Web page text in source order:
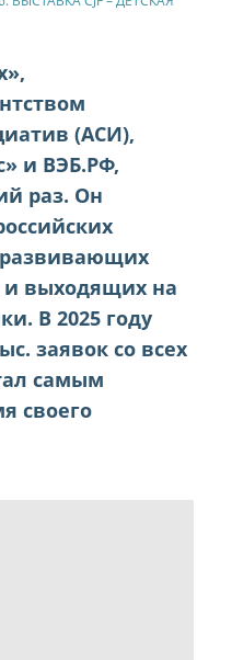
(АСИ),
и ВЭБ.РФ,
раз. Он
и выходящих на
В 2025 году
заявок со всех
самым
своего